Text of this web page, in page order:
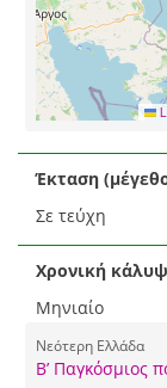
Έκταση
Σε τεύχη
Χρονική
Μηνιαίο
Νεότερη Ελλάδα
Β’ Παγκόσμιος